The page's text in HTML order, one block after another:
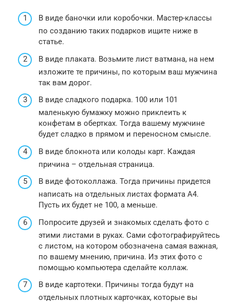
В виде баночки или коробочки. Мастер-классы
по созданию таких подарков ищите ниже в
статье.
В виде плаката. Возьмите лист ватмана, на нем
изложите те причины, по которым ваш мужчина
так вам дорог.
В виде сладкого подарка. 100 или 101
маленькую бумажку можно приклеить к
конфетам в обертках. Тогда вашему мужчине
будет сладко в прямом и переносном смысле.
В виде блокнота или колоды карт. Каждая
причина – отдельная страница.
В виде фотоколлажа. Тогда причины придется
написать на отдельных листах формата А4.
Пусть их будет не 100, а меньше.
Попросите друзей и знакомых сделать фото с
этими листами в руках. Сами сфотографируйтесь
с листом, на котором обозначена самая важная,
по вашему мнению, причина. Из этих фото с
помощью компьютера сделайте коллаж.
В виде картотеки. Причины тогда будут на
отдельных плотных карточках, которые вы